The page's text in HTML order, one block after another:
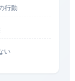
行動
い